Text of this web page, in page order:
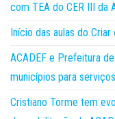
com TEA do CER III da
Início das aulas do
ACADEF e Prefeitura
municípios para
Cristiano Torme tem